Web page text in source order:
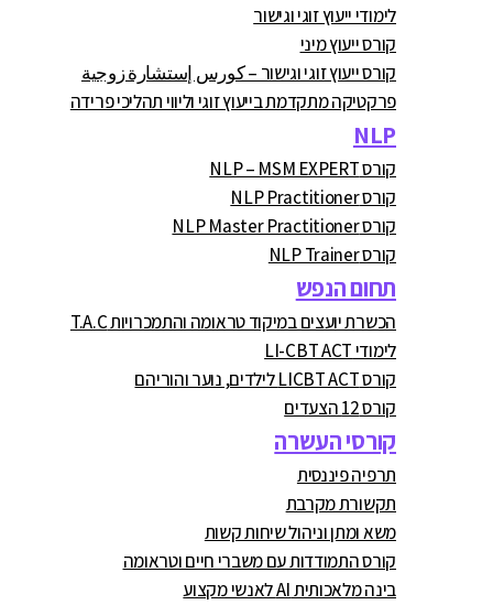
לימודי ייעוץ זוגי וגישור
קורס ייעוץ מיני
קורס ייעוץ זוגי וגישור – كورس إستشارة زوجية
פרקטיקה מתקדמת בייעוץ זוגי וליווי תהליכי פרידה
NLP
קורס NLP – MSM EXPERT
קורס NLP Practitioner
קורס NLP Master Practitioner
קורס NLP Trainer
תחום הנפש
הכשרת יועצים במיקוד טראומה והתמכרויות T.A.C
לימודי LI-CBT ACT
קורס LICBT ACT לילדים, נוער והוריהם
קורס 12 הצעדים
קורסי העשרה
תרפיה פיננסית
תקשורת מקרבת
משא ומתן וניהול שיחות קשות
קורס התמודדות עם משברי חיים וטראומה
בינה מלאכותית AI לאנשי מקצוע